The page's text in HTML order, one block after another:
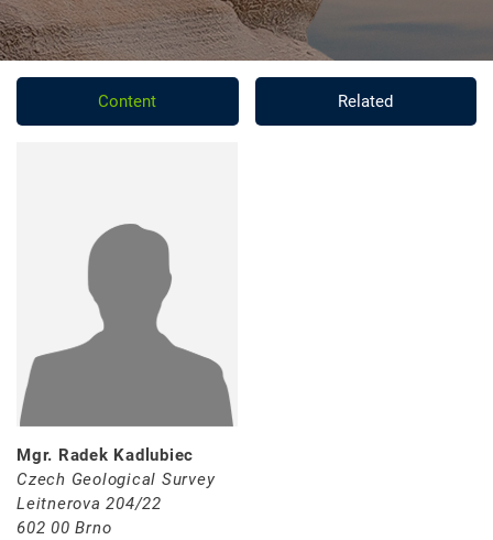
Content Related
Mgr. Radek Kadlubiec
Czech Geological Survey
Leitnerova 204/22
602 00 Brno